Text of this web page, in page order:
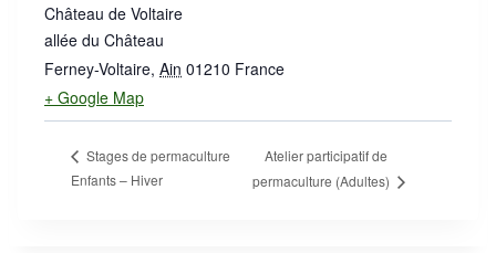
Château de Voltaire
allée du Château
Ferney-Voltaire, Ain 01210 France
+ Google Map
Stages de permaculture
Enfants – Hiver
Atelier participatif de
permaculture (Adultes)